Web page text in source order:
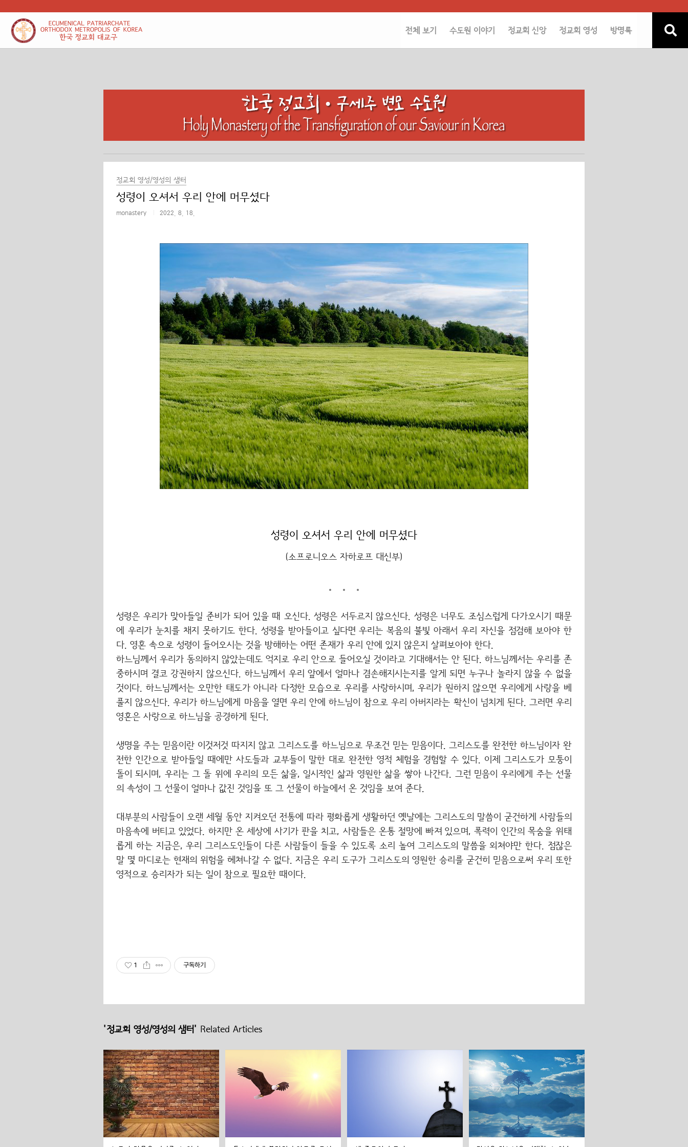
전체 보기 수도원 이야기 정교회 신앙 정교회 영성 방명록
정교회 영성/영성의 샘터
성령이 오셔서 우리 안에 머무셨다
monastery 2022. 8. 18.
성령이 오셔서 우리 안에 머무셨다
(소프로니오스 자하로프 대신부)
성령은 우리가 맞아들일 준비가 되어 있을 때 오신다. 성령은 서두르지 않으신다. 성령은 너무도 조심스럽게 다가오시기 때문
에 우리가 눈치를 채지 못하기도 한다. 성령을 받아들이고 싶다면 우리는 복음의 불빛 아래서 우리 자신을 점검해 보아야 한
다. 영혼 속으로 성령이 들어오시는 것을 방해하는 어떤 존재가 우리 안에 있지 않은지 살펴보아야 한다.
하느님께서 우리가 동의하지 않았는데도 억지로 우리 안으로 들어오실 것이라고 기대해서는 안 된다. 하느님께서는 우리를 존
중하시며 결코 강권하지 않으신다. 하느님께서 우리 앞에서 얼마나 겸손해지시는지를 알게 되면 누구나 놀라지 않을 수 없을
것이다. 하느님께서는 오만한 태도가 아니라 다정한 모습으로 우리를 사랑하시며, 우리가 원하지 않으면 우리에게 사랑을 베
풀지 않으신다. 우리가 하느님에게 마음을 열면 우리 안에 하느님이 참으로 우리 아버지라는 확신이 넘치게 된다. 그러면 우리
영혼은 사랑으로 하느님을 공경하게 된다.
생명을 주는 믿음이란 이것저것 따지지 않고 그리스도를 하느님으로 무조건 믿는 믿음이다. 그리스도를 완전한 하느님이자 완
전한 인간으로 받아들일 때에만 사도들과 교부들이 말한 대로 완전한 영적 체험을 경험할 수 있다. 이제 그리스도가 모퉁이
돌이 되시며, 우리는 그 돌 위에 우리의 모든 삶을, 일시적인 삶과 영원한 삶을 쌓아 나간다. 그런 믿음이 우리에게 주는 선물
의 속성이 그 선물이 얼마나 값진 것임을 또 그 선물이 하늘에서 온 것임을 보여 준다.
대부분의 사람들이 오랜 세월 동안 지켜오던 전통에 따라 평화롭게 생활하던 옛날에는 그리스도의 말씀이 굳건하게 사람들의
마음속에 버티고 있었다. 하지만 온 세상에 사기가 판을 치고, 사람들은 온통 절망에 빠져 있으며, 폭력이 인간의 목숨을 위태
롭게 하는 지금은, 우리 그리스도인들이 다른 사람들이 들을 수 있도록 소리 높여 그리스도의 말씀을 외쳐야만 한다. 점잖은
말 몇 마디로는 현재의 위험을 헤쳐나갈 수 없다. 지금은 우리 도구가 그리스도의 영원한 승리를 굳건히 믿음으로써 우리 또한
영적으로 승리자가 되는 일이 참으로 필요한 때이다.
1 구독하기
'정교회 영성/영성의 샘터' Related Articles